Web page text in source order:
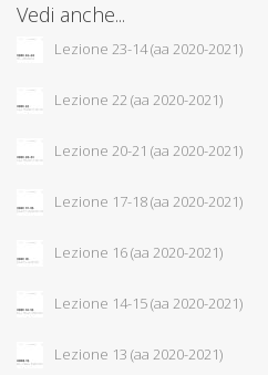
Vedi anche...
Lezione 23-14 (aa 2020-2021)
Lezione 22 (aa 2020-2021)
Lezione 20-21 (aa 2020-2021)
Lezione 17-18 (aa 2020-2021)
Lezione 16 (aa 2020-2021)
Lezione 14-15 (aa 2020-2021)
Lezione 13 (aa 2020-2021)